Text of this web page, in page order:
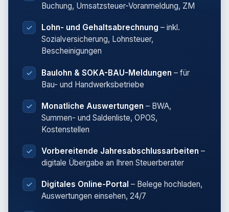
Buchung, Umsatzsteuer-Voranmeldung, ZM
Lohn- und Gehaltsabrechnung – inkl.
Sozialversicherung, Lohnsteuer,
Bescheinigungen
Baulohn & SOKA-BAU-Meldungen – für
Bau- und Handwerksbetriebe
Monatliche Auswertungen – BWA,
Summen- und Saldenliste, OPOS,
Kostenstellen
Vorbereitende Jahresabschlussarbeiten –
digitale Übergabe an Ihren Steuerberater
Digitales Online-Portal – Belege hochladen,
Auswertungen einsehen, 24/7